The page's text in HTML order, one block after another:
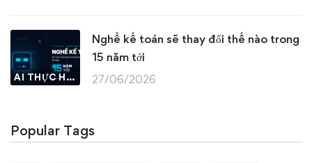
AI THỰC HÀNH
Nghề kế toán sẽ thay đổi thế nào trong
15 năm tới
27/06/2026
Popular Tags